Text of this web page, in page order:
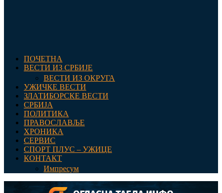
ПОЧЕТНА
ВЕСТИ ИЗ СРБИЈЕ
ВЕСТИ ИЗ ОКРУГА
УЖИЧКЕ ВЕСТИ
ЗЛАТИБОРСКЕ ВЕСТИ
СРБИЈА
ПОЛИТИКА
ПРАВОСЛАВЉЕ
ХРОНИКА
СЕРВИС
СПОРТ ПЛУС – УЖИЦЕ
КОНТАКТ
Импресум